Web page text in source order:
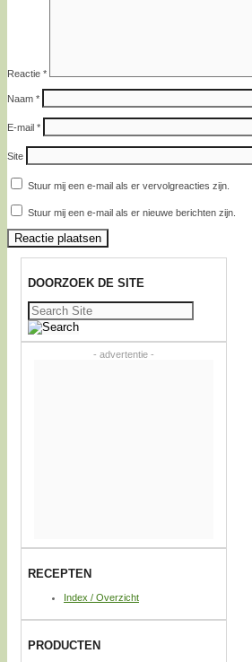
Reactie *
Naam *
E-mail *
Site
Stuur mij een e-mail als er vervolgreacties zijn.
Stuur mij een e-mail als er nieuwe berichten zijn.
DOORZOEK DE SITE
Zoeken
naar:
- advertentie -
RECEPTEN
Index / Overzicht
PRODUCTEN